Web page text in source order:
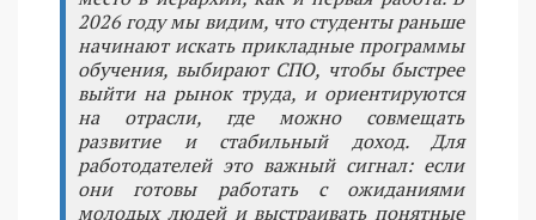
2026 году мы видим, что студенты раньше
начинают искать прикладные программы
обучения, выбирают СПО, чтобы быстрее
выйти на рынок труда, и ориентируются
на отрасли, где можно совмещать
развитие и стабильный доход. Для
работодателей это важный сигнал: если
они готовы работать с ожиданиями
молодых людей и выстраивать понятные